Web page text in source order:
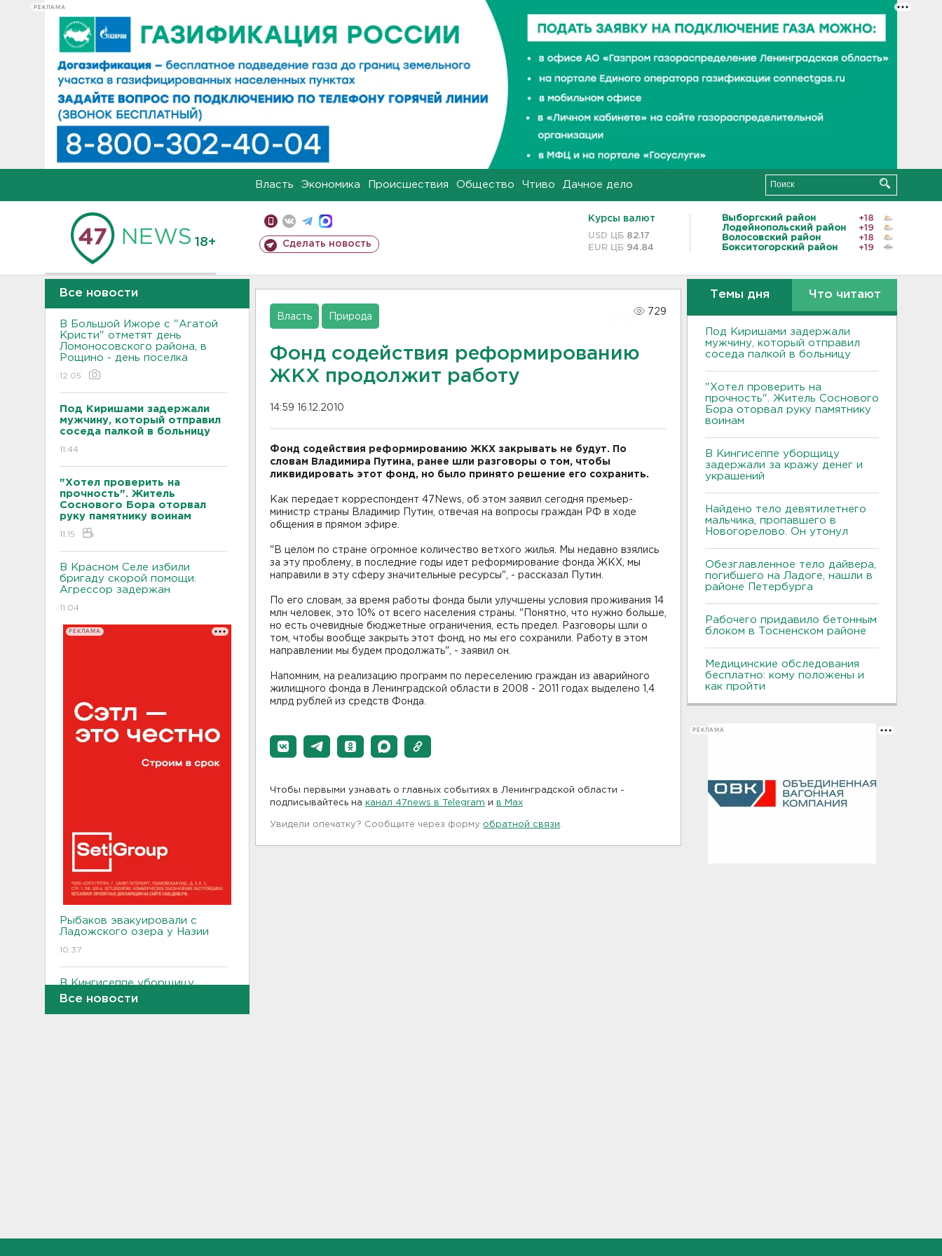
РЕКЛАМА
Власть Экономика Происшествия Общество Чтиво Дачное дело
18+ Сделать новость
Курсы валют
USD ЦБ 82.17
EUR ЦБ 94.84
Выборгский район
+18
Лодейнопольский район
+19
Волосовский район
+18
Бокситогорский район
+19
Все новости
В Большой Ижоре с "Агатой
Кристи" отметят день
Ломоносовского района, в
Рощино - день поселка
12:05
Под Киришами задержали
мужчину, который отправил
соседа палкой в больницу
11:44
"Хотел проверить на
прочность". Житель
Соснового Бора оторвал
руку памятнику воинам
11:15
В Красном Селе избили
бригаду скорой помощи.
Агрессор задержан
11:04
РЕКЛАМА
Рыбаков эвакуировали с
Ладожского озера у Назии
10:37
В Кингисеппе уборщицу
задержали за кражу денег и
украшений
Московского направления
Все новости
Власть Природа
729
Фонд содействия реформированию
ЖКХ продолжит работу
14:59 16.12.2010
Фонд содействия реформированию ЖКХ закрывать не будут. По
словам Владимира Путина, ранее шли разговоры о том, чтобы
ликвидировать этот фонд, но было принято решение его сохранить.
Как передает корреспондент 47News, об этом заявил сегодня премьер-
министр страны Владимир Путин, отвечая на вопросы граждан РФ в ходе
общения в прямом эфире.
"В целом по стране огромное количество ветхого жилья. Мы недавно взялись
за эту проблему, в последние годы идет реформирование фонда ЖКХ, мы
направили в эту сферу значительные ресурсы", - рассказал Путин.
По его словам, за время работы фонда были улучшены условия проживания 14
млн человек, это 10% от всего населения страны. "Понятно, что нужно больше,
но есть очевидные бюджетные ограничения, есть предел. Разговоры шли о
том, чтобы вообще закрыть этот фонд, но мы его сохранили. Работу в этом
направлении мы будем продолжать", - заявил он.
Напомним, на реализацию программ по переселению граждан из аварийного
жилищного фонда в Ленинградской области в 2008 - 2011 годах выделено 1,4
млрд рублей из средств Фонда.
Чтобы первыми узнавать о главных событиях в Ленинградской области -
подписывайтесь на канал 47news в Telegram и в Maх
Увидели опечатку? Сообщите через форму обратной связи
Темы дня Что читают
Под Киришами задержали
мужчину, который отправил
соседа палкой в больницу
"Хотел проверить на
прочность". Житель Соснового
Бора оторвал руку памятнику
воинам
В Кингисеппе уборщицу
задержали за кражу денег и
украшений
Найдено тело девятилетнего
мальчика, пропавшего в
Новогорелово. Он утонул
Обезглавленное тело дайвера,
погибшего на Ладоге, нашли в
районе Петербурга
Рабочего придавило бетонным
блоком в Тосненском районе
Медицинские обследования
бесплатно: кому положены и
как пройти
РЕКЛАМА